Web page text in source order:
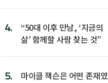
4.
“50대 이후 만남, ‘지금의
삶’ 함께할 사람 찾는 것”
5.
마이클 잭슨은 어떤 존재였